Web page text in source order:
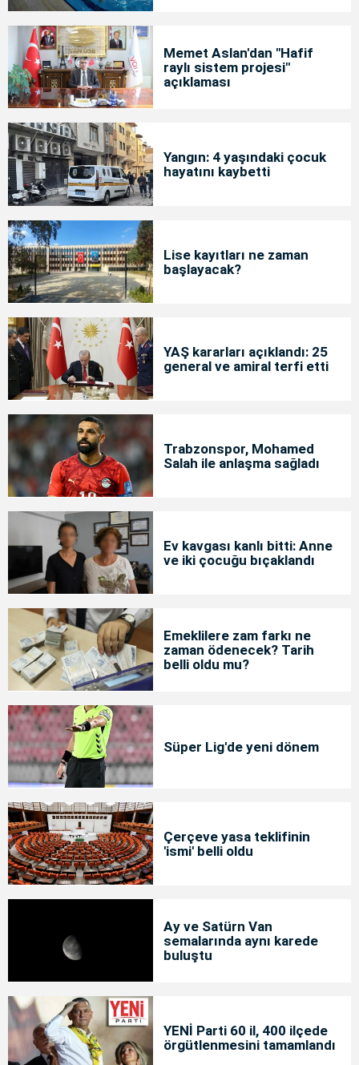
Memet Aslan'dan "Hafif
raylı sistem projesi"
açıklaması
Yangın: 4 yaşındaki çocuk
hayatını kaybetti
Lise kayıtları ne zaman
başlayacak?
YAŞ kararları açıklandı: 25
general ve amiral terfi etti
Trabzonspor, Mohamed
Salah ile anlaşma sağladı
Ev kavgası kanlı bitti: Anne
ve iki çocuğu bıçaklandı
Emeklilere zam farkı ne
zaman ödenecek? Tarih
belli oldu mu?
Süper Lig'de yeni dönem
Çerçeve yasa teklifinin
'ismi' belli oldu
Ay ve Satürn Van
semalarında aynı karede
buluştu
YENİ Parti 60 il, 400 ilçede
örgütlenmesini tamamlandı